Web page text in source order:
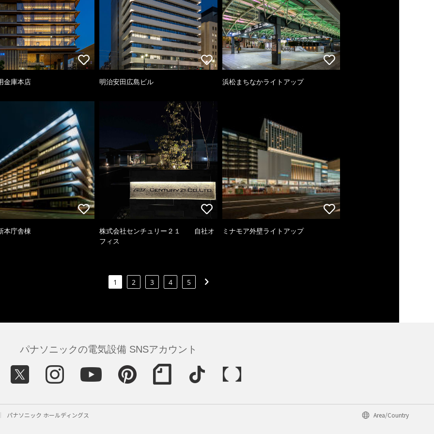
金庫本店 明治安田広島ビル 浜松まちなかライトアップ
本庁舎棟
株式会社センチュリー２１ 自社オ
フィス
ミナモア外壁ライトアップ
1 2 3 4 5
パナソニックの電気設備 SNSアカウント
パナソニック ホールディングス Area/Country